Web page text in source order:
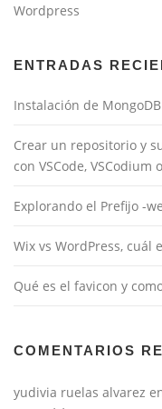
Wordpress
ENTRADAS
Instalación de
Crear un repositorio y
con VSCode, VSCodium
Explorando el Prefijo -
Wix vs WordPress, cuál
Qué es el favicon y
COMENTARIOS
yudivia ruelas alvarez